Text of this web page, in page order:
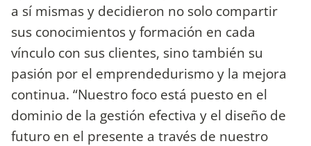
a sí mismas y decidieron no solo compartir
sus conocimientos y formación en cada
vínculo con sus clientes, sino también su
pasión por el emprendedurismo y la mejora
continua. “Nuestro foco está puesto en el
dominio de la gestión efectiva y el diseño de
futuro en el presente a través de nuestro